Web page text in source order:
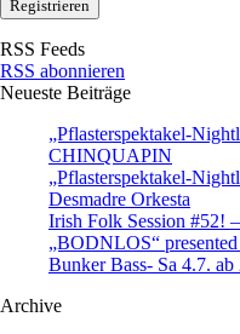
RSS Feeds
RSS abonnieren
Neueste Beiträge
„Pflasterspektakel-
CHINQUAPIN
„Pflasterspektakel-
Desmadre Orkesta
Irish Folk Session #52!
„BODNLOS“
Bunker Bass- Sa 4.7.
Archive